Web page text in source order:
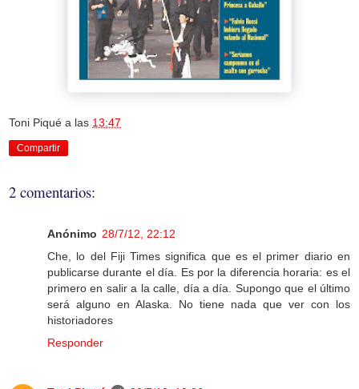
Toni Piqué a las 13:47
Compartir
2 comentarios:
Anónimo 28/7/12, 22:12
Che, lo del Fiji Times significa que es el primer diario en
publicarse durante el día. Es por la diferencia horaria: es el
primero en salir a la calle, día a día. Supongo que el último
será alguno en Alaska. No tiene nada que ver con los
historiadores
Responder